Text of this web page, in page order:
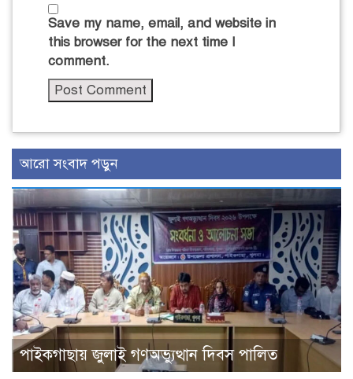
Save my name, email, and website in
this browser for the next time I
comment.
আরো সংবাদ পড়ুন
পাইকগাছায় জুলাই গণঅভ্যুত্থান দিবস পালিত